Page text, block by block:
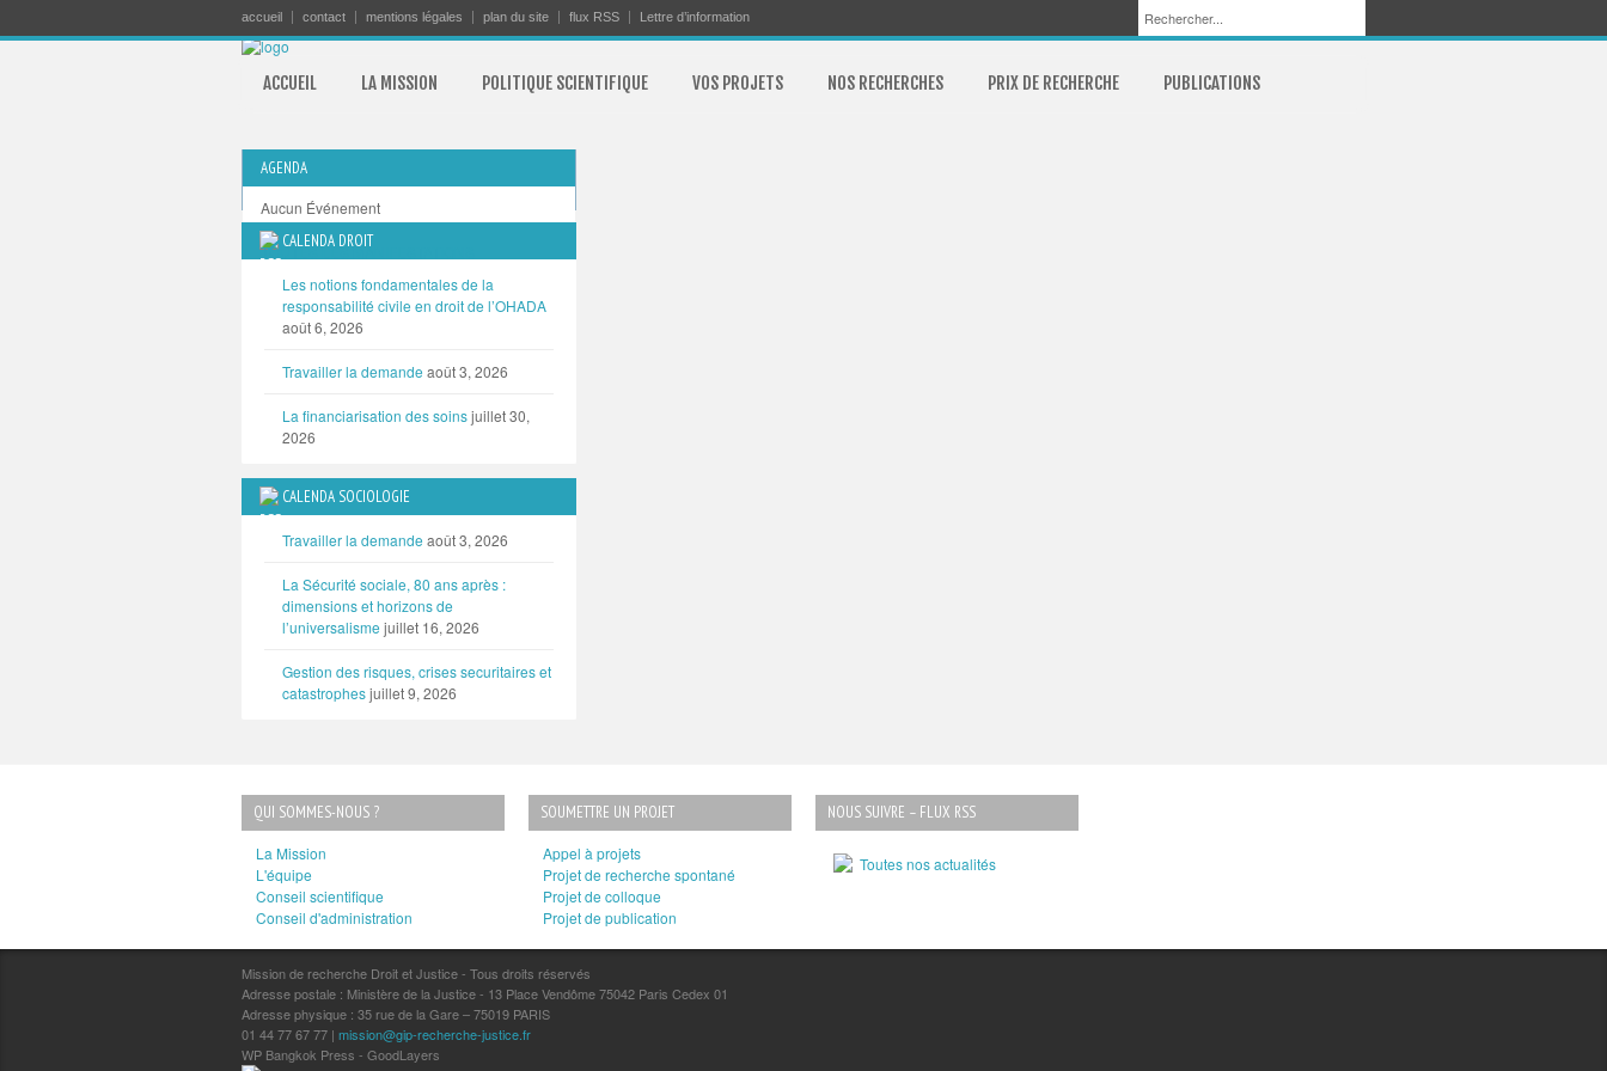
accueil contact mentions légales plan du site flux RSS Lettre d’information
ACCUEIL LA MISSION POLITIQUE SCIENTIFIQUE VOS PROJETS NOS RECHERCHES PRIX DE RECHERCHE PUBLICATIONS
AGENDA
Aucun Événement
TOUTES LES MANIFESTATIONS
CALENDA DROIT
Les notions fondamentales de la
responsabilité civile en droit de l’OHADA
août 6, 2026
Travailler la demande août 3, 2026
La financiarisation des soinsjuillet 30,
2026
CALENDA SOCIOLOGIE
Travailler la demande août 3, 2026
La Sécurité sociale, 80 ans après :
dimensions et horizons de
l’universalisme juillet 16, 2026
Gestion des risques, crises securitaires et
catastrophesjuillet 9, 2026
QUI SOMMES-NOUS ?
La Mission
L'équipe
Conseil scientifique
Conseil d'administration
SOUMETTRE UN PROJET
Appel à projets
Projet de recherche spontané
Projet de colloque
Projet de publication
NOUS SUIVRE – FLUX RSS
Toutes nos actualités
Mission de recherche Droit et Justice - Tous droits réservés
Adresse postale : Ministère de la Justice - 13 Place Vendôme 75042 Paris Cedex 01
Adresse physique : 35 rue de la Gare – 75019 PARIS
01 44 77 67 77 | mission@gip-recherche-justice.fr
WP Bangkok Press - GoodLayers